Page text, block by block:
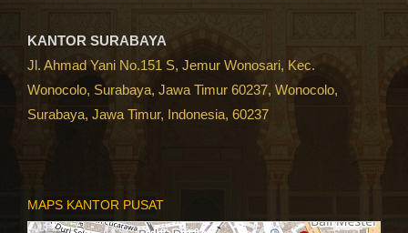
KANTOR SURABAYA
Jl. Ahmad Yani No.151 S, Jemur Wonosari, Kec.
Wonocolo, Surabaya, Jawa Timur 60237, Wonocolo,
Surabaya, Jawa Timur, Indonesia, 60237
MAPS KANTOR PUSAT